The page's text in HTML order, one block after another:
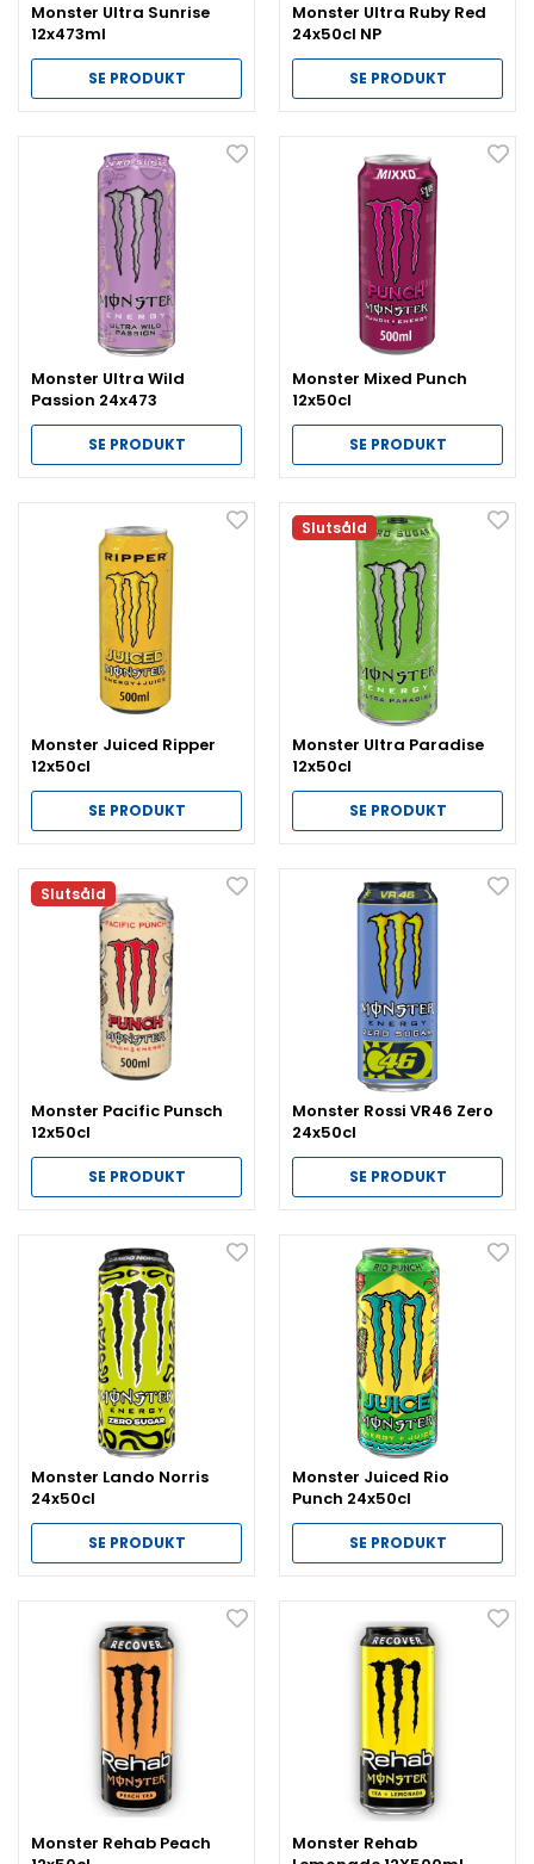
Monster Ultra Sunrise
12x473ml
SE PRODUKT
Monster Ultra Ruby Red
24x50cl NP
SE PRODUKT
Monster Ultra Wild
Passion 24x473
SE PRODUKT
Monster Mixed Punch
12x50cl
SE PRODUKT
Monster Juiced Ripper
12x50cl
SE PRODUKT
Slutsåld
Monster Ultra Paradise
12x50cl
SE PRODUKT
Slutsåld
Monster Pacific Punsch
12x50cl
SE PRODUKT
Monster Rossi VR46 Zero
24x50cl
SE PRODUKT
Monster Lando Norris
24x50cl
SE PRODUKT
Monster Juiced Rio
Punch 24x50cl
SE PRODUKT
Monster Rehab Peach
Monster Rehab